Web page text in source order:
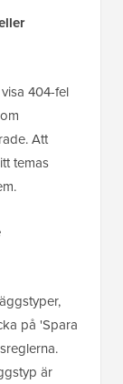
404-fel
Att
temas
på 'Spara
är